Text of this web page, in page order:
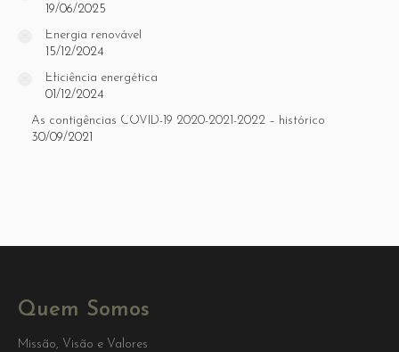
19/06/2025
Energia renovável
15/12/2024
Eficiência energética
01/12/2024
As contigências COVID-19 2020-2021-2022 – histórico
30/09/2021
Quem Somos
Missão, Visão e Valores